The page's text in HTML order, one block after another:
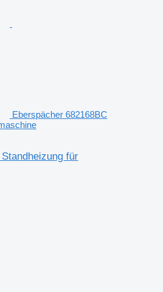
Eberspächer 682168BC
für